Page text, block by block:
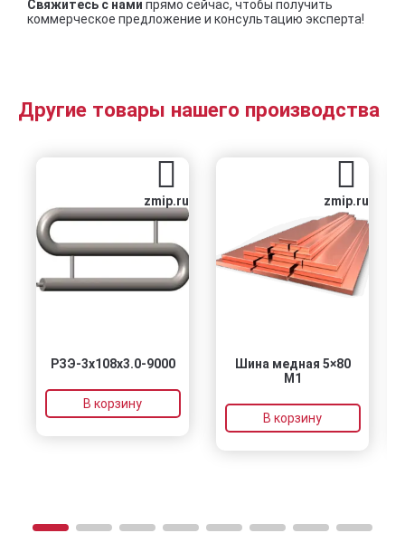
Свяжитесь с нами прямо сейчас, чтобы получить
коммерческое предложение и консультацию эксперта!
Другие товары нашего производства
zmip.ru
РЗЭ-3x108x3.0-9000
В корзину
zmip.ru
Шина медная 5×80
М1
В корзину